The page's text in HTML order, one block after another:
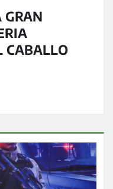
GRAN
CABALLO